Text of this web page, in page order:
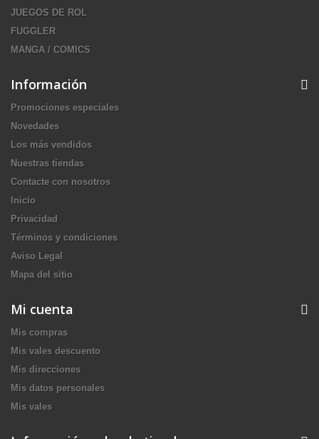
JUEGOS DE ROL
FUGGLER
MANGA / COMICS
Información
Promociones especiales
Novedades
Los más vendidos
Nuestras tiendas
Contacte con nosotros
Inicio
Privacidad
Términos y condiciones
Aviso Legal
Mapa del sitio
Mi cuenta
Mis compras
Mis vales descuento
Mis direcciones
Mis datos personales
Mis vales